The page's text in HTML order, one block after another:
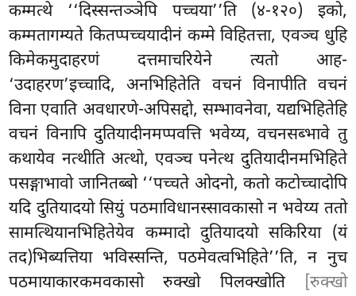
कम्मत्थे ‘‘दिस्सन्तञ्ञेपि पच्चया’’ति (४-१२०) इको,
कम्मतागम्यते कितप्पच्चयादीनं कम्मे विहितत्ता, एवञ्च धुहि
किमेकमुदाहरणं दत्तमाचरियेने त्यतो आह-
‘उदाहरण’इच्चादि, अनभिहितेति वचनं विनापीति वचनं
विना एवाति अवधारणे-अपिसद्दो, सम्भावनेवा, यद्यभिहितेहि
वचनं विनापि दुतियादीनमप्पवत्ति भवेय्य, वचनसब्भावे तु
कथायेव नत्थीति अत्थो, एवञ्च पनेत्थ दुतियादीनमभिहिते
पसङ्गाभावो जानितब्बो ‘‘पच्चते ओदनो, कतो कटोच्चादोपि
यदि दुतियादयो सियुं पठमाविधानस्सावकासो न भवेय्य ततो
सामत्थियानभिहितेयेव कम्मादो दुतियादयो सकिरिया (यं
तद)भिब्यत्तिया भविस्सन्ति, पठमेवत्वभिहिते’’ति, न नुच
पठमायाकारकमवकासो रुक्खो पिलक्खोति
[रुक्खो